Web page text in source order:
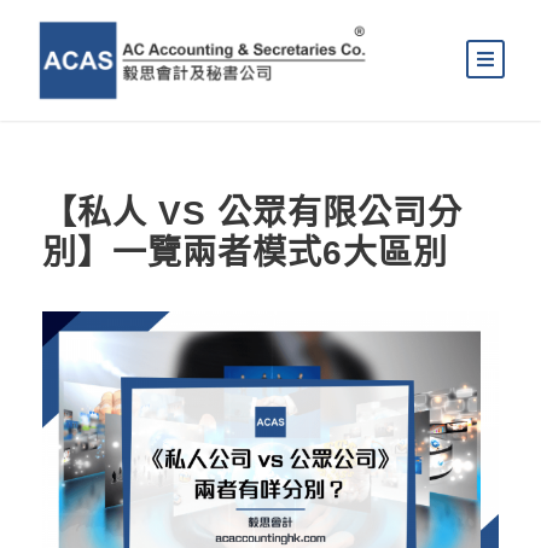
【私人 VS 公眾有限公司分
別】一覽兩者模式6大區別